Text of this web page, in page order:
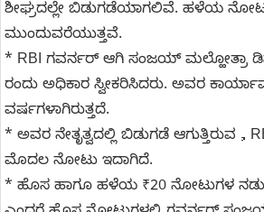
ಶೀಘ್ರದಲ್ಲೇ ಬಿಡುಗಡೆಯಾಗಲಿವೆ. ಹಳೆಯ
ಮುಂದುವರೆಯುತ್ತವೆ.
* RBI ಗವರ್ನರ್ ಆಗಿ ಸಂಜಯ್ ಮಲ್ಹೋತ್ರಾ
ರಂದು ಅಧಿಕಾರ ಸ್ವೀಕರಿಸಿದರು. ಅವರ
ವರ್ಷಗಳಾಗಿರುತ್ತದೆ.
* ಅವರ ನೇತೃತ್ವದಲ್ಲಿ ಬಿಡುಗಡೆ ಆಗುತ್ತಿರುವ
ಮೊದಲ ನೋಟು ಇದಾಗಿದೆ.
* ಹೊಸ ಹಾಗೂ ಹಳೆಯ ₹20 ನೋಟುಗಳ